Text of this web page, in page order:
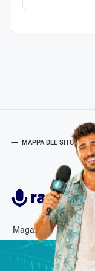
MAPPA DEL SITO-
Magazine Corsi
2011-2026